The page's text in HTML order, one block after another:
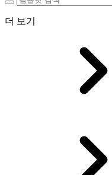
더 보기